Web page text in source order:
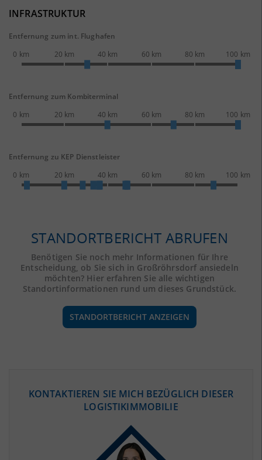
INFRASTRUKTUR
Entfernung zum int. Flughafen
0 km
20 km 40 km 60 km 80 km 100 km
Entfernung zum Kombiterminal
0 km
20 km 40 km 60 km 80 km 100 km
Entfernung zu KEP Dienstleister
0 km
20 km 40 km 60 km 80 km 100 km
STANDORTBERICHT ABRUFEN
Benötigen Sie noch mehr Informationen für Ihre
Entscheidung, ob Sie sich in Großröhrsdorf ansiedeln
möchten? Hier erfahren Sie alle wichtigen
Standortinformationen rund um dieses Grundstück.
STANDORTBERICHT ANZEIGEN
(STAND: 12/2019)
KONTAKTIEREN SIE MICH BEZÜGLICH DIESER
LOGISTIKIMMOBILIE